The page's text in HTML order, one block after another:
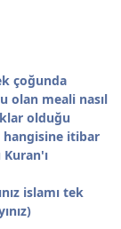
çoğunda
olan meali nasıl
olduğu
hangisine itibar
islamı tek